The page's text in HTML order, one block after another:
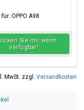
OPPO A98
Sie mir wenn
verfügbar!
MwSt. zzgl. Versandkosten